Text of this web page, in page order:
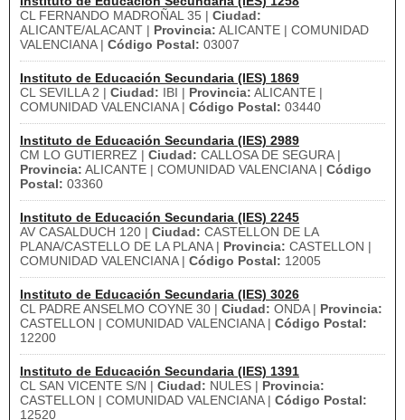
CL FERNANDO MADROÑAL 35 | Ciudad:
ALICANTE/ALACANT | Provincia: ALICANTE | COMUNIDAD
VALENCIANA | Código Postal: 03007
Instituto de Educación Secundaria (IES) 1869
CL SEVILLA 2 | Ciudad: IBI | Provincia: ALICANTE |
COMUNIDAD VALENCIANA | Código Postal: 03440
Instituto de Educación Secundaria (IES) 2989
CM LO GUTIERREZ | Ciudad: CALLOSA DE SEGURA |
Provincia: ALICANTE | COMUNIDAD VALENCIANA | Código
Postal: 03360
Instituto de Educación Secundaria (IES) 2245
AV CASALDUCH 120 | Ciudad: CASTELLON DE LA
PLANA/CASTELLO DE LA PLANA | Provincia: CASTELLON |
COMUNIDAD VALENCIANA | Código Postal: 12005
Instituto de Educación Secundaria (IES) 3026
CL PADRE ANSELMO COYNE 30 | Ciudad: ONDA | Provincia:
CASTELLON | COMUNIDAD VALENCIANA | Código Postal:
12200
Instituto de Educación Secundaria (IES) 1391
CL SAN VICENTE S/N | Ciudad: NULES | Provincia:
CASTELLON | COMUNIDAD VALENCIANA | Código Postal:
12520